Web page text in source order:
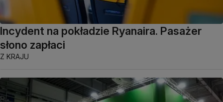
Incydent na pokładzie Ryanaira. Pasażer
słono zapłaci
Z KRAJU